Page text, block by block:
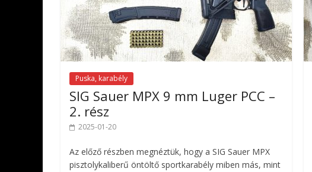
Puska, karabély
SIG Sauer MPX 9 mm Luger PCC –
2. rész
2025-01-20
Az előző részben megnéztük, hogy a SIG Sauer MPX
pisztolykaliberű öntöltő sportkarabély miben más, mint